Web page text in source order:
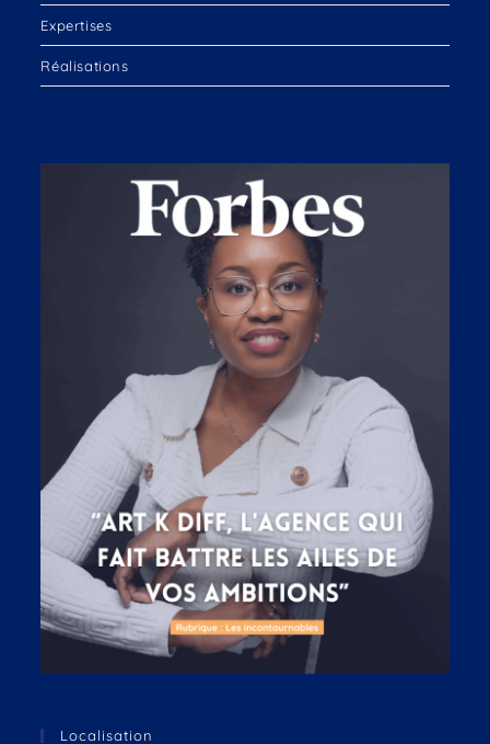
Expertises
Réalisations
Localisation